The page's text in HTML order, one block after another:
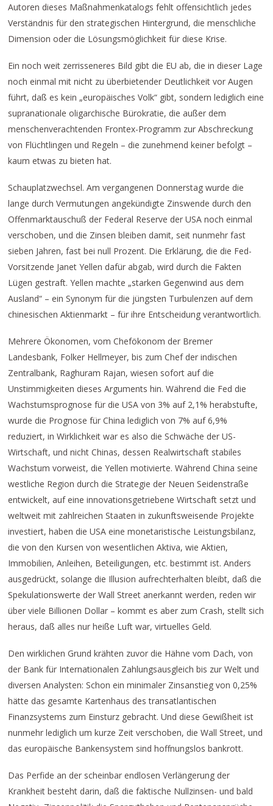
Autoren dieses Maßnahmenkatalogs fehlt offensichtlich jedes
Verständnis für den strategischen Hintergrund, die menschliche
Dimension oder die Lösungsmöglichkeit für diese Krise.
Ein noch weit zerrisseneres Bild gibt die EU ab, die in dieser Lage
noch einmal mit nicht zu überbietender Deutlichkeit vor Augen
führt, daß es kein „europäisches Volk“ gibt, sondern lediglich eine
supranationale oligarchische Bürokratie, die außer dem
menschenverachtenden Frontex-Programm zur Abschreckung
von Flüchtlingen und Regeln – die zunehmend keiner befolgt –
kaum etwas zu bieten hat.
Schauplatzwechsel. Am vergangenen Donnerstag wurde die
lange durch Vermutungen angekündigte Zinswende durch den
Offenmarktauschuß der Federal Reserve der USA noch einmal
verschoben, und die Zinsen bleiben damit, seit nunmehr fast
sieben Jahren, fast bei null Prozent. Die Erklärung, die die Fed-
Vorsitzende Janet Yellen dafür abgab, wird durch die Fakten
Lügen gestraft. Yellen machte „starken Gegenwind aus dem
Ausland“ – ein Synonym für die jüngsten Turbulenzen auf dem
chinesischen Aktienmarkt – für ihre Entscheidung verantwortlich.
Mehrere Ökonomen, vom Chefökonom der Bremer
Landesbank, Folker Hellmeyer, bis zum Chef der indischen
Zentralbank, Raghuram Rajan, wiesen sofort auf die
Unstimmigkeiten dieses Arguments hin. Während die Fed die
Wachstumsprognose für die USA von 3% auf 2,1% herabstufte,
wurde die Prognose für China lediglich von 7% auf 6,9%
reduziert, in Wirklichkeit war es also die Schwäche der US-
Wirtschaft, und nicht Chinas, dessen Realwirtschaft stabiles
Wachstum vorweist, die Yellen motivierte. Während China seine
westliche Region durch die Strategie der Neuen Seidenstraße
entwickelt, auf eine innovationsgetriebene Wirtschaft setzt und
weltweit mit zahlreichen Staaten in zukunftsweisende Projekte
investiert, haben die USA eine monetaristische Leistungsbilanz,
die von den Kursen von wesentlichen Aktiva, wie Aktien,
Immobilien, Anleihen, Beteiligungen, etc. bestimmt ist. Anders
ausgedrückt, solange die Illusion aufrechterhalten bleibt, daß die
Spekulationswerte der Wall Street anerkannt werden, reden wir
über viele Billionen Dollar – kommt es aber zum Crash, stellt sich
heraus, daß alles nur heiße Luft war, virtuelles Geld.
Den wirklichen Grund krähten zuvor die Hähne vom Dach, von
der Bank für Internationalen Zahlungsausgleich bis zur Welt und
diversen Analysten: Schon ein minimaler Zinsanstieg von 0,25%
hätte das gesamte Kartenhaus des transatlantischen
Finanzsystems zum Einsturz gebracht. Und diese Gewißheit ist
nunmehr lediglich um kurze Zeit verschoben, die Wall Street, und
das europäische Bankensystem sind hoffnungslos bankrott.
Das Perfide an der scheinbar endlosen Verlängerung der
Krankheit besteht darin, daß die faktische Nullzinsen- und bald